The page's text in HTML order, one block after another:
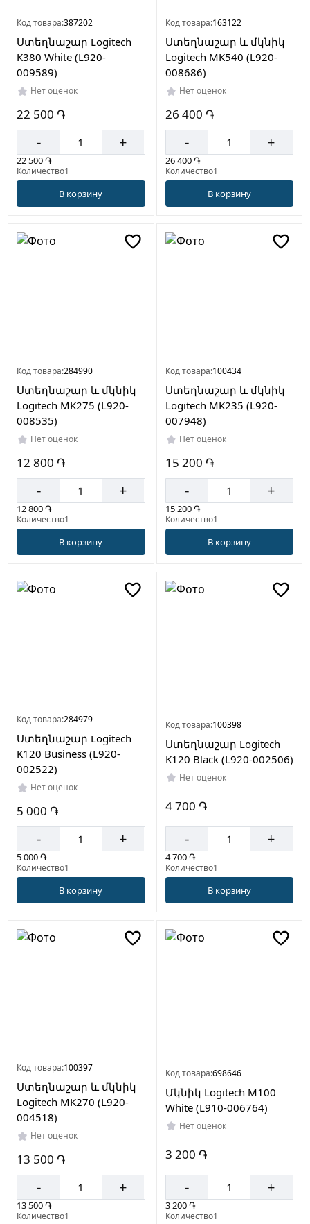
Код товара:387202
Ստեղնաշար Logitech
K380 White (L920-
009589)
Нет оценок
22 500 ֏
- +
22 500 ֏
Количество1
В корзину
Код товара:163122
Ստեղնաշար և մկնիկ
Logitech MK540 (L920-
008686)
Нет оценок
26 400 ֏
- +
26 400 ֏
Количество1
В корзину
Код товара:284990
Ստեղնաշար և մկնիկ
Logitech MK275 (L920-
008535)
Нет оценок
12 800 ֏
- +
12 800 ֏
Количество1
В корзину
Код товара:100434
Ստեղնաշար և մկնիկ
Logitech MK235 (L920-
007948)
Нет оценок
15 200 ֏
- +
15 200 ֏
Количество1
В корзину
Код товара:284979
Ստեղնաշար Logitech
K120 Business (L920-
002522)
Нет оценок
5 000 ֏
- +
5 000 ֏
Количество1
В корзину
Код товара:100398
Ստեղնաշար Logitech
K120 Black (L920-002506)
Нет оценок
4 700 ֏
- +
4 700 ֏
Количество1
В корзину
Код товара:100397
Ստեղնաշար և մկնիկ
Logitech MK270 (L920-
004518)
Нет оценок
13 500 ֏
- +
13 500 ֏
Количество1
Код товара:698646
Մկնիկ Logitech M100
White (L910-006764)
Нет оценок
3 200 ֏
- +
3 200 ֏
Количество1